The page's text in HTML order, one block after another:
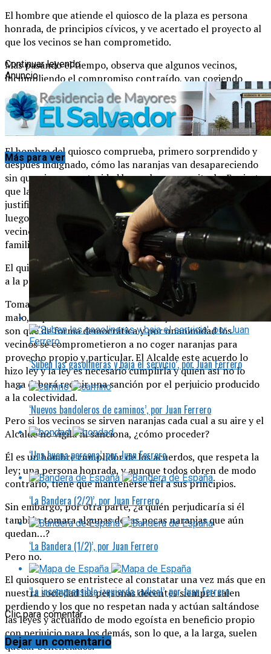
El hombre que atiende el quiosco de la plaza es persona
honrada, de principios cívicos, y ve acertado el proyecto al
que los vecinos se han comprometido.
Mas pasando el tiempo, observa que algunos vecinos,
incumpliendo el compromiso contraído, van cogiendo
naranjas para su beneficio particular.
La cogida de naranjas, poco a poco se va haciendo
generalizada.
El hombre del quiosco comprueba, primero sorprendido y
después indignado, cómo las naranjas van desapareciendo
sin que ninguna autoridad haga algo para evitarlo. Es cierto
que la policía municipal ha tomado algunos nombres para
justificarse y enviado las correspondientes denuncias; pero
luego el Alcalde no las tramita ni les da curso, porque cada
vecino multado supondría la pérdida de votos de una
familia en las próximas elecciones locales.
El quiosquero, sentado en el interior de su habitáculo, mira
a la plaza y reflexiona:
Tomar una naranja del árbol no es moralmente ni bueno ni
malo, depende de las circunstancias y las circunstancias
son que de forma democrática y por unanimidad los
vecinos se comprometieron a no coger naranjas para
provecho propio y particular. El Alcalde este acuerdo lo
hizo ley y la ley es necesario cumplirla y quien así no lo
haga deberá recibir una sanción por el perjuicio producido
a la colectividad.
Pero si los vecinos se sirven naranjas cada cual a su aire y el
Alcalde no vigila ni sanciona, ¿cómo proceder?
Él es un hombre cumplidor de los acuerdos, que respeta la
ley; una persona honrada, y aunque todos obren de modo
contrario, tiene que mantenerse fiel a sus principios.
Sin embargo, por otra parte, ¿a quién perjudicaría si él
también tomara algunas de las pocas naranjas que aún
quedan…?
Pero no.
El quiosquero se entristece al constatar una vez más que en
nuestra sociedad las personas decentes siempre salen
perdiendo y los que no respetan nada y actúan saltándose
las leyes y actuando de modo egoísta en beneficio propio
con perjuicio para los demás, son lo que, a la larga, suelen
quedar beneficiados.
Continuar leyendo
Anuncio
Más para ver
‘Suben las gasolineras y baja el servicio’, por Juan Ferrero
‘Nuevos bandoleros de caminos’, por Juan Ferrero
‘Una buena persona’, por Juan Ferrero
‘La Bandera (2/2)’, por Juan Ferrero
‘La Bandera (1/2)’, por Juan Ferrero
‘La incomprensible izquierda radical’, por Juan Ferrero
Clic para comentar
Dejar un comentario